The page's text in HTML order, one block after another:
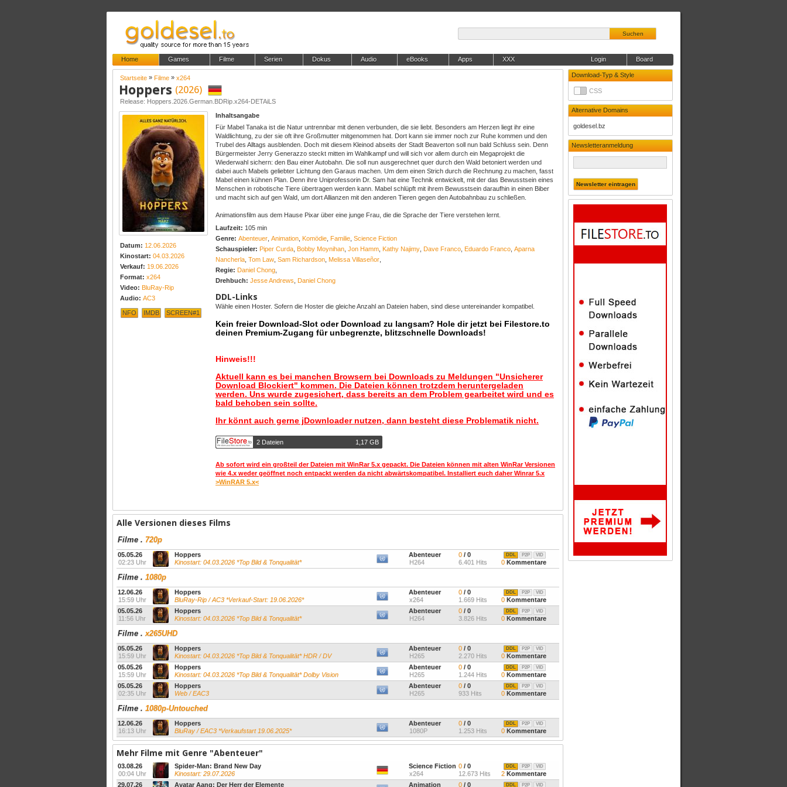
Suchen
Home Games Filme Serien Dokus Audio eBooks Apps XXX Board
Login
Download-Typ & Style
CSS
Alternative Domains
goldesel.bz
Newsletteranmeldung
Startseite » Filme » x264
Hoppers (2026)
Release: Hoppers.2026.German.BDRip.x264-DETAiLS
Datum: 12.06.2026
Kinostart: 04.03.2026
Verkauf: 19.06.2026
Format: x264
Video: BluRay-Rip
Audio: AC3
NFO IMDB SCREEN#1
Inhaltsangabe
Für Mabel Tanaka ist die Natur untrennbar mit denen verbunden, die sie liebt. Besonders am Herzen liegt ihr eine
Waldlichtung, zu der sie oft ihre Großmutter mitgenommen hat. Dort kann sie immer noch zur Ruhe kommen und den
Trubel des Alltags ausblenden. Doch mit diesem Kleinod abseits der Stadt Beaverton soll nun bald Schluss sein. Denn
Bürgermeister Jerry Generazzo steckt mitten im Wahlkampf und will sich vor allem durch ein Megaprojekt die
Wiederwahl sichern: den Bau einer Autobahn. Die soll nun ausgerechnet quer durch den Wald betoniert werden und
dabei auch Mabels geliebter Lichtung den Garaus machen. Um dem einen Strich durch die Rechnung zu machen, fasst
Mabel einen kühnen Plan. Denn ihre Uniprofessorin Dr. Sam hat eine Technik entwickelt, mit der das Bewusstsein eines
Menschen in robotische Tiere übertragen werden kann. Mabel schlüpft mit ihrem Bewusstsein daraufhin in einen Biber
und macht sich auf gen Wald, um dort Allianzen mit den anderen Tieren gegen den Autobahnbau zu schließen.
Animationsfilm aus dem Hause Pixar über eine junge Frau, die die Sprache der Tiere verstehen lernt.
Laufzeit: 105 min
Genre: Abenteuer Animation Komödie Familie Science Fiction
Schauspieler: Piper Curda Bobby Moynihan Jon Hamm Kathy Najimy Dave Franco Eduardo Franco Aparna
Nancherla Tom Law Sam Richardson Melissa Villaseñor
Regie: Daniel Chong
Drehbuch: Jesse Andrews Daniel Chong
DDL-Links
Wähle einen Hoster. Sofern die Hoster die gleiche Anzahl an Dateien haben, sind diese untereinander kompatibel.
Kein freier Download-Slot oder Download zu langsam? Hole dir jetzt bei Filestore.to
deinen Premium-Zugang für unbegrenzte, blitzschnelle Downloads!
Hinweis!!!
Aktuell kann es bei manchen Browsern bei Downloads zu Meldungen "Unsicherer
Download Blockiert" kommen. Die Dateien können trotzdem heruntergeladen
werden. Uns wurde zugesichert, dass bereits an dem Problem gearbeitet wird und es
bald behoben sein sollte.
Ihr könnt auch gerne jDownloader nutzen, dann besteht diese Problematik nicht.
2 Dateien 1,17 GB
Ab sofort wird ein großteil der Dateien mit WinRar 5.x gepackt. Die Dateien können mit alten WinRar Versionen
wie 4.x weder geöffnet noch entpackt werden da nicht abwärtskompatibel. Installiert euch daher Winrar 5.x
>WinRAR 5.x<
Alle Versionen dieses Films
Filme . 720p
05.05.26
02:23 Uhr
Hoppers
Kinostart: 04.03.2026 *Top Bild & Tonqualität*
Abenteuer
H264
0 / 0
6.401 Hits
VID
P2P
DDL
0 Kommentare
Filme . 1080p
12.06.26
15:59 Uhr
Hoppers
BluRay-Rip / AC3 *Verkauf-Start: 19.06.2026*
Abenteuer
x264
0 / 0
1.669 Hits
VID
P2P
DDL
0 Kommentare
05.05.26
11:56 Uhr
Hoppers
Kinostart: 04.03.2026 *Top Bild & Tonqualität*
Abenteuer
H264
0 / 0
3.826 Hits
VID
P2P
DDL
0 Kommentare
Filme .x265UHD
05.05.26
15:59 Uhr
Hoppers
Kinostart: 04.03.2026 *Top Bild & Tonqualität* HDR / DV
Abenteuer
H265
0 / 0
2.270 Hits
VID
P2P
DDL
0 Kommentare
05.05.26
15:59 Uhr
Hoppers
Kinostart: 04.03.2026 *Top Bild & Tonqualität* Dolby Vision
Abenteuer
H265
0 / 0
1.244 Hits
VID
P2P
DDL
0 Kommentare
05.05.26
02:35 Uhr
Hoppers
Web / EAC3
Abenteuer
H265
0 / 0
933 Hits
VID
P2P
DDL
0 Kommentare
Filme . 1080p-Untouched
12.06.26
16:13 Uhr
Hoppers
BluRay / EAC3 *Verkaufstart 19.06.2025*
Abenteuer
1080P
0 / 0
1.253 Hits
VID
P2P
DDL
0 Kommentare
Mehr Filme mit Genre "Abenteuer"
03.08.26
00:04 Uhr
Spider-Man: Brand New Day
Kinostart: 29.07.2026
Science Fiction
x264
0 / 0
12.673 Hits
VID
P2P
DDL
2 Kommentare
29.07.26
Avatar Aang: Der Herr der Elemente Animation 0 / 0 VID
P2P
DDL